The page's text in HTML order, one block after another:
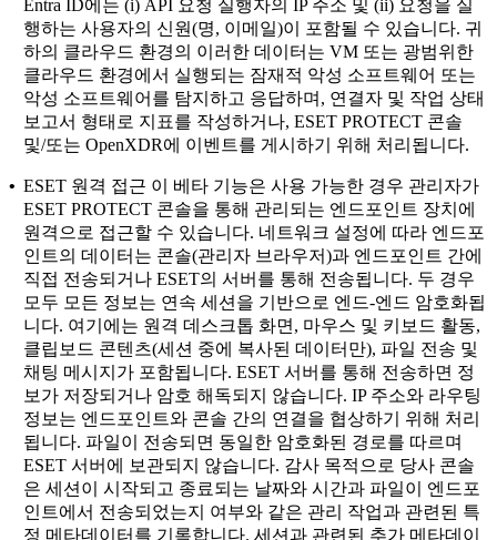
Entra ID에는 (i) API 요청 실행자의 IP 주소 및 (ii) 요청을 실
행하는 사용자의 신원(명, 이메일)이 포함될 수 있습니다. 귀
하의 클라우드 환경의 이러한 데이터는 VM 또는 광범위한
클라우드 환경에서 실행되는 잠재적 악성 소프트웨어 또는
악성 소프트웨어를 탐지하고 응답하며, 연결자 및 작업 상태
보고서 형태로 지표를 작성하거나, ESET PROTECT 콘솔
및/또는 OpenXDR에 이벤트를 게시하기 위해 처리됩니다.
• ESET 원격 접근 이 베타 기능은 사용 가능한 경우 관리자가
ESET PROTECT 콘솔을 통해 관리되는 엔드포인트 장치에
원격으로 접근할 수 있습니다. 네트워크 설정에 따라 엔드포
인트의 데이터는 콘솔(관리자 브라우저)과 엔드포인트 간에
직접 전송되거나 ESET의 서버를 통해 전송됩니다. 두 경우
모두 모든 정보는 연속 세션을 기반으로 엔드-엔드 암호화됩
니다. 여기에는 원격 데스크톱 화면, 마우스 및 키보드 활동,
클립보드 콘텐츠(세션 중에 복사된 데이터만), 파일 전송 및
채팅 메시지가 포함됩니다. ESET 서버를 통해 전송하면 정
보가 저장되거나 암호 해독되지 않습니다. IP 주소와 라우팅
정보는 엔드포인트와 콘솔 간의 연결을 협상하기 위해 처리
됩니다. 파일이 전송되면 동일한 암호화된 경로를 따르며
ESET 서버에 보관되지 않습니다. 감사 목적으로 당사 콘솔
은 세션이 시작되고 종료되는 날짜와 시간과 파일이 엔드포
인트에서 전송되었는지 여부와 같은 관리 작업과 관련된 특
정 메타데이터를 기록합니다. 세션과 관련된 추가 메타데이